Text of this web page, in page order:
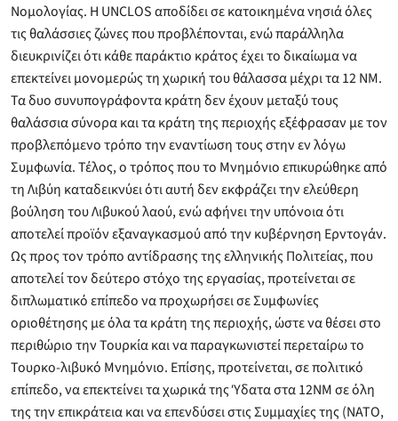
Νομολογίας. Η UNCLOS αποδίδει σε κατοικημένα νησιά όλες
τις θαλάσσιες ζώνες που προβλέπονται, ενώ παράλληλα
διευκρινίζει ότι κάθε παράκτιο κράτος έχει το δικαίωμα να
επεκτείνει μονομερώς τη χωρική του θάλασσα μέχρι τα 12 ΝΜ.
Τα δυο συνυπογράφοντα κράτη δεν έχουν μεταξύ τους
θαλάσσια σύνορα και τα κράτη της περιοχής εξέφρασαν με τον
προβλεπόμενο τρόπο την εναντίωση τους στην εν λόγω
Συμφωνία. Τέλος, ο τρόπος που το Μνημόνιο επικυρώθηκε από
τη Λιβύη καταδεικνύει ότι αυτή δεν εκφράζει την ελεύθερη
βούληση του Λιβυκού λαού, ενώ αφήνει την υπόνοια ότι
αποτελεί προϊόν εξαναγκασμού από την κυβέρνηση Ερντογάν.
Ως προς τον τρόπο αντίδρασης της ελληνικής Πολιτείας, που
αποτελεί τον δεύτερο στόχο της εργασίας, προτείνεται σε
διπλωματικό επίπεδο να προχωρήσει σε Συμφωνίες
οριοθέτησης με όλα τα κράτη της περιοχής, ώστε να θέσει στο
περιθώριο την Τουρκία και να παραγκωνιστεί περεταίρω το
Τουρκο-λιβυκό Μνημόνιο. Επίσης, προτείνεται, σε πολιτικό
επίπεδο, να επεκτείνει τα χωρικά της Ύδατα στα 12ΝΜ σε όλη
της την επικράτεια και να επενδύσει στις Συμμαχίες της (ΝΑΤΟ,